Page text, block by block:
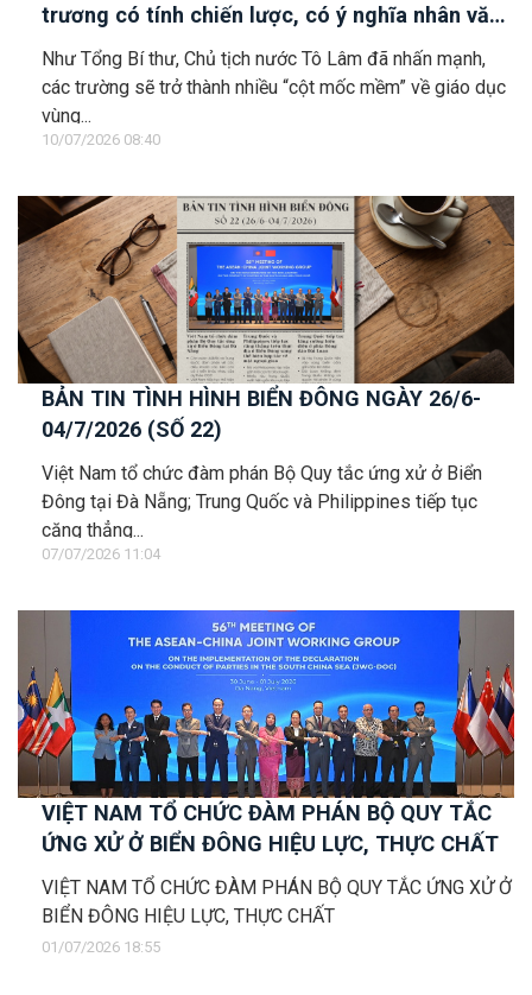
trương có tính chiến lược, có ý nghĩa nhân văn
sâu sắc
Như Tổng Bí thư, Chủ tịch nước Tô Lâm đã nhấn mạnh,
các trường sẽ trở thành nhiều “cột mốc mềm” về giáo dục
vùng...
10/07/2026 08:40
BẢN TIN TÌNH HÌNH BIỂN ĐÔNG NGÀY 26/6-
04/7/2026 (SỐ 22)
Việt Nam tổ chức đàm phán Bộ Quy tắc ứng xử ở Biển
Đông tại Đà Nẵng; Trung Quốc và Philippines tiếp tục
căng thẳng...
07/07/2026 11:04
VIỆT NAM TỔ CHỨC ĐÀM PHÁN BỘ QUY TẮC
ỨNG XỬ Ở BIỂN ĐÔNG HIỆU LỰC, THỰC CHẤT
VIỆT NAM TỔ CHỨC ĐÀM PHÁN BỘ QUY TẮC ỨNG XỬ Ở
BIỂN ĐÔNG HIỆU LỰC, THỰC CHẤT
01/07/2026 18:55